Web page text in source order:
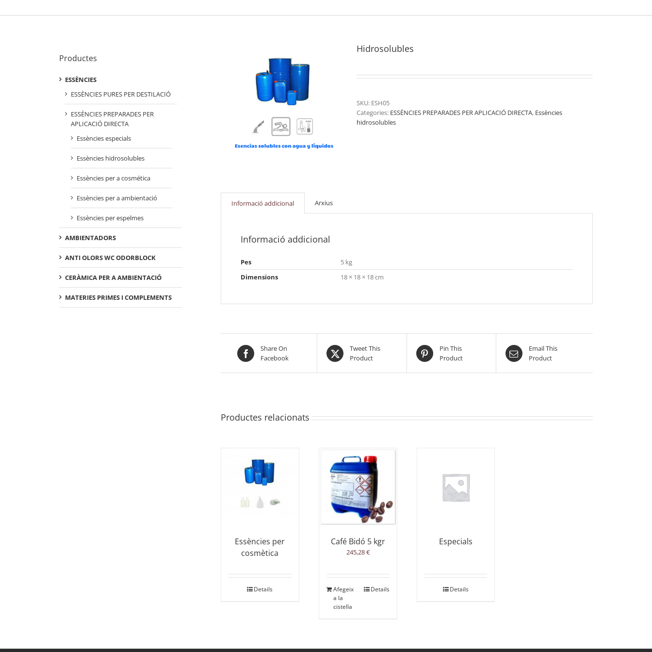
Hidrosolubles
SKU: ESH05
Categories: ESSÈNCIES PREPARADES PER APLICACIÓ DIRECTA, Essències
hidrosolubles
Informació addicional Arxius
Informació addicional
Pes
5 kg
Dimensions
18 × 18 × 18 cm
Share On
Facebook
Tweet This
Product
Pin This
Product
Email This
Product
Productes relacionats
Essències per
cosmètica
Details
Café Bidó 5 kgr
245,28€
Afegeix
a la
cistella
Details
Especials
Details
Productes
ESSÈNCIES
ESSÈNCIES PURES PER DESTILACIÓ
ESSÈNCIES PREPARADES PER
APLICACIÓ DIRECTA
Essències especials
Essències hidrosolubles
Essències per a cosmética
Essències per a ambientació
Essències per espelmes
AMBIENTADORS
ANTI OLORS WC ODORBLOCK
CERÀMICA PER A AMBIENTACIÓ
MATERIES PRIMES I COMPLEMENTS